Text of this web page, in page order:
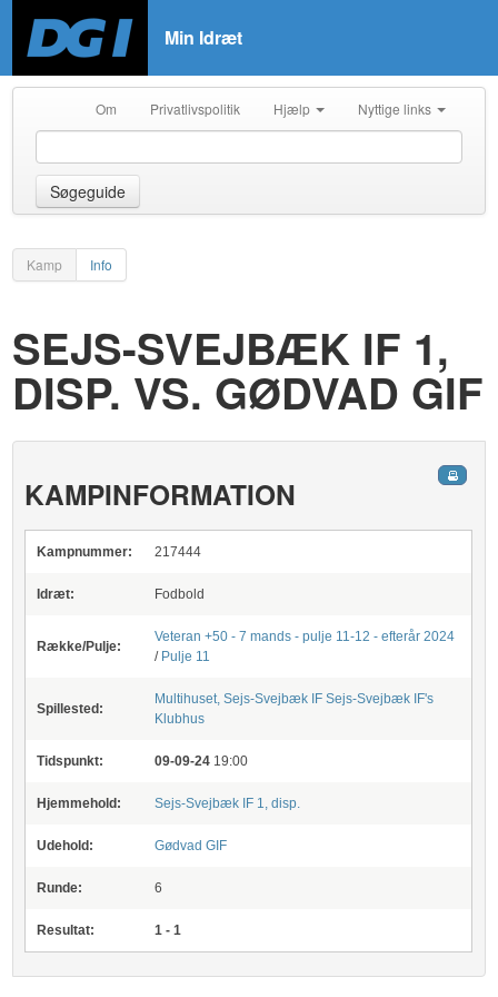
Min Idræt
Om Privatlivspolitik Hjælp Nyttige links
Søgeguide
Kamp Info
SEJS-SVEJBÆK IF 1,
DISP. VS. GØDVAD GIF
KAMPINFORMATION
Kampnummer: 217444
Idræt: Fodbold
Række/Pulje:
Veteran +50 - 7 mands - pulje 11-12 - efterår 2024
/ Pulje 11
Spillested:
Multihuset, Sejs-Svejbæk IF Sejs-Svejbæk IF's
Klubhus
Tidspunkt: 09-09-24 19:00
Hjemmehold: Sejs-Svejbæk IF 1, disp.
Udehold: Gødvad GIF
Runde: 6
Resultat: 1 - 1